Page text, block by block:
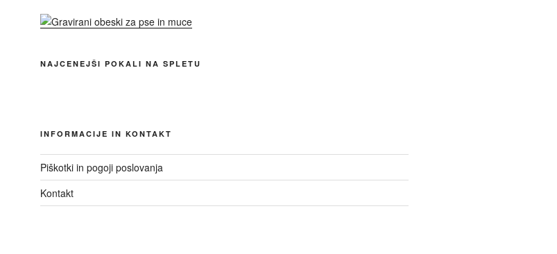
NAJCENEJŠI POKALI NA SPLETU
INFORMACIJE IN KONTAKT
Piškotki in pogoji poslovanja
Kontakt